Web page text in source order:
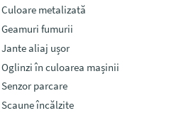
Culoare metalizată
Geamuri fumurii
Jante aliaj ușor
Oglinzi în culoarea mașinii
Senzor parcare
Scaune încălzite